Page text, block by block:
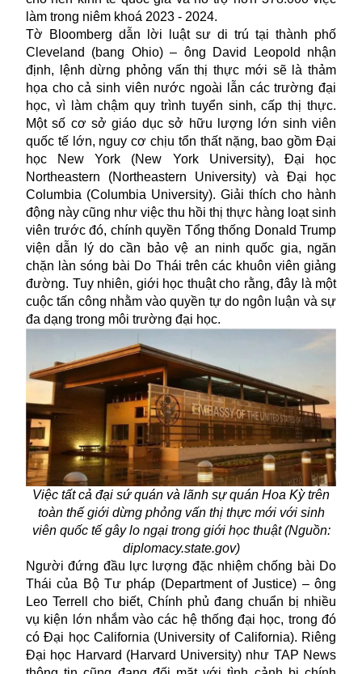
làm trong niêm khoá 2023 - 2024.
Tờ Bloomberg dẫn lời luật sư di trú tại thành phố
Cleveland (bang Ohio) – ông David Leopold nhận
định, lệnh dừng phỏng vấn thị thực mới sẽ là thảm
họa cho cả sinh viên nước ngoài lẫn các trường đại
học, vì làm chậm quy trình tuyển sinh, cấp thị thực.
Một số cơ sở giáo dục sở hữu lượng lớn sinh viên
quốc tế lớn, nguy cơ chịu tổn thất nặng, bao gồm Đại
học New York (New York University), Đại học
Northeastern (Northeastern University) và Đại học
Columbia (Columbia University). Giải thích cho hành
động này cũng như việc thu hồi thị thực hàng loạt sinh
viên trước đó, chính quyền Tổng thống Donald Trump
viện dẫn lý do cần bảo vệ an ninh quốc gia, ngăn
chặn làn sóng bài Do Thái trên các khuôn viên giảng
đường. Tuy nhiên, giới học thuật cho rằng, đây là một
cuộc tấn công nhằm vào quyền tự do ngôn luận và sự
đa dạng trong môi trường đại học.
Việc tất cả đại sứ quán và lãnh sự quán Hoa Kỳ trên
toàn thế giới dừng phỏng vấn thị thực mới với sinh
viên quốc tế gây lo ngại trong giới học thuật (Nguồn:
diplomacy.state.gov)
Người đứng đầu lực lượng đặc nhiệm chống bài Do
Thái của Bộ Tư pháp (Department of Justice) – ông
Leo Terrell cho biết, Chính phủ đang chuẩn bị nhiều
vụ kiện lớn nhắm vào các hệ thống đại học, trong đó
có Đại học California (University of California). Riêng
Đại học Harvard (Harvard University) như TAP News